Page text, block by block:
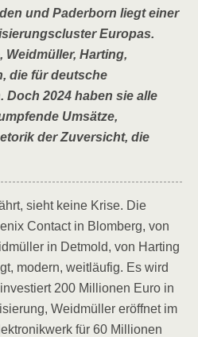
und Paderborn liegt einer
Europas.
Weidmüller, Harting,
die für deutsche
2024 haben sie alle
Umsätze,
der Zuversicht, die
sieht keine Krise. Die
Contact in Blomberg, von
in Detmold, von Harting
modern, weitläufig. Es wird
200 Millionen Euro in
Weidmüller eröffnet im
für 60 Millionen